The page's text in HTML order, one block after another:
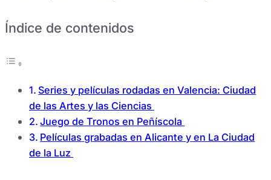
Índice de contenidos
Series y películas rodadas en Valencia: Ciudad
de las Artes y las Ciencias
Juego de Tronos en Peñíscola
Películas grabadas en Alicante y en La Ciudad
de la Luz